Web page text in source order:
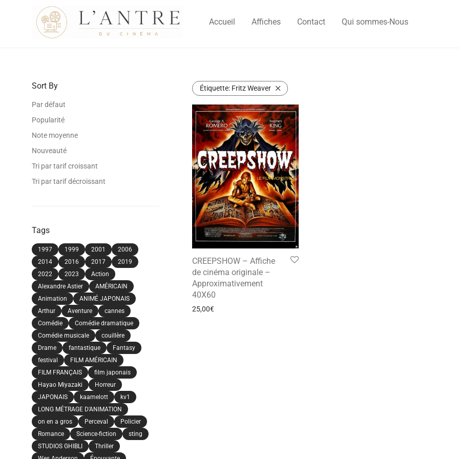
Accueil Affiches Contact Qui sommes-Nous
Sort By
Par défaut
Popularité
Note moyenne
Nouveauté
Tri par tarif croissant
Tri par tarif décroissant
Tags
1997 1999 2001
2006
2014
2016 2017
2019
2022
2023
Action
Alexandre Astier
AMÉRICAIN
Animation
ANIMÉ JAPONAIS
Arthur
Aventure
cannes
Comédie
Comédie dramatique
Comédie musicale
couillère
Drame
fantastique
Fantasy
festival
FILM AMÉRICAIN
FILM FRANÇAIS
film japonais
Hayao Miyazaki
Horreur
JAPONAIS
kaamelott
kv1
LONG MÉTRAGE D'ANIMATION
on en a gros
Perceval
Policier
Romance
Science-fiction
sting
STUDIOS GHIBLI
Thriller
Étiquette: Fritz Weaver
CREEPSHOW – Affiche
de cinéma originale –
Approximativement
40X60
25,00€